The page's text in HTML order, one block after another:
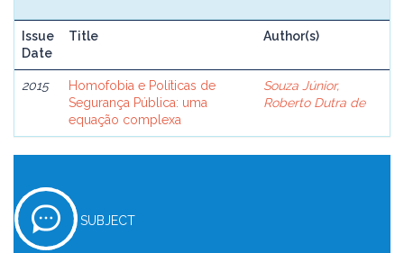
Issue
Date
Title Author(s)
2015
Homofobia e Políticas de
Segurança Pública: uma
equação complexa
Souza Júnior,
Roberto Dutra de
SUBJECT